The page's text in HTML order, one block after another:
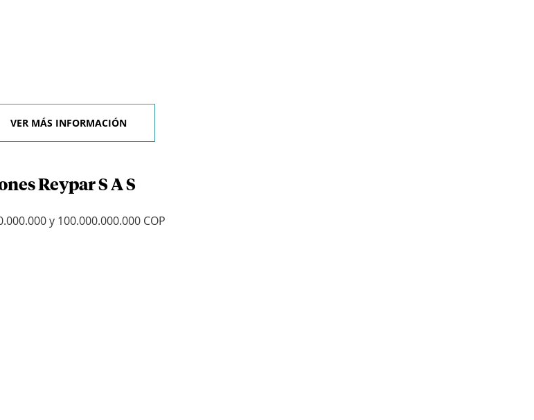
VER MÁS INFORMACIÓN
Reypar S A S
y 100.000.000.000 COP